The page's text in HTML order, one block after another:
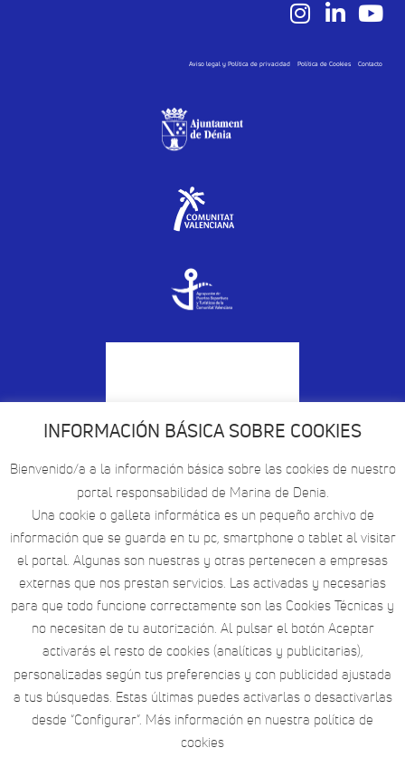
Aviso legal y Política de privacidad Política de Cookies Contacto
INFORMACIÓN BÁSICA SOBRE COOKIES
Bienvenido/a a la información básica sobre las cookies de nuestro
portal responsabilidad de Marina de Denia.
Una cookie o galleta informática es un pequeño archivo de
información que se guarda en tu pc, smartphone o tablet al visitar
el portal. Algunas son nuestras y otras pertenecen a empresas
externas que nos prestan servicios. Las activadas y necesarias
para que todo funcione correctamente son las Cookies Técnicas y
no necesitan de tu autorización. Al pulsar el botón Aceptar
activarás el resto de cookies (analíticas y publicitarias),
personalizadas según tus preferencias y con publicidad ajustada
a tus búsquedas. Estas últimas puedes activarlas o desactivarlas
desde “Configurar”. Más información en nuestra política de
cookies